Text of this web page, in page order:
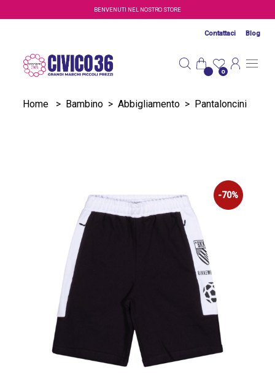
Salta al contenuto principaleBENVENUTI NEL NOSTRO STORE
Contattaci Blog
0
Home > Bambino > Abbigliamento > Pantaloncini
-70%